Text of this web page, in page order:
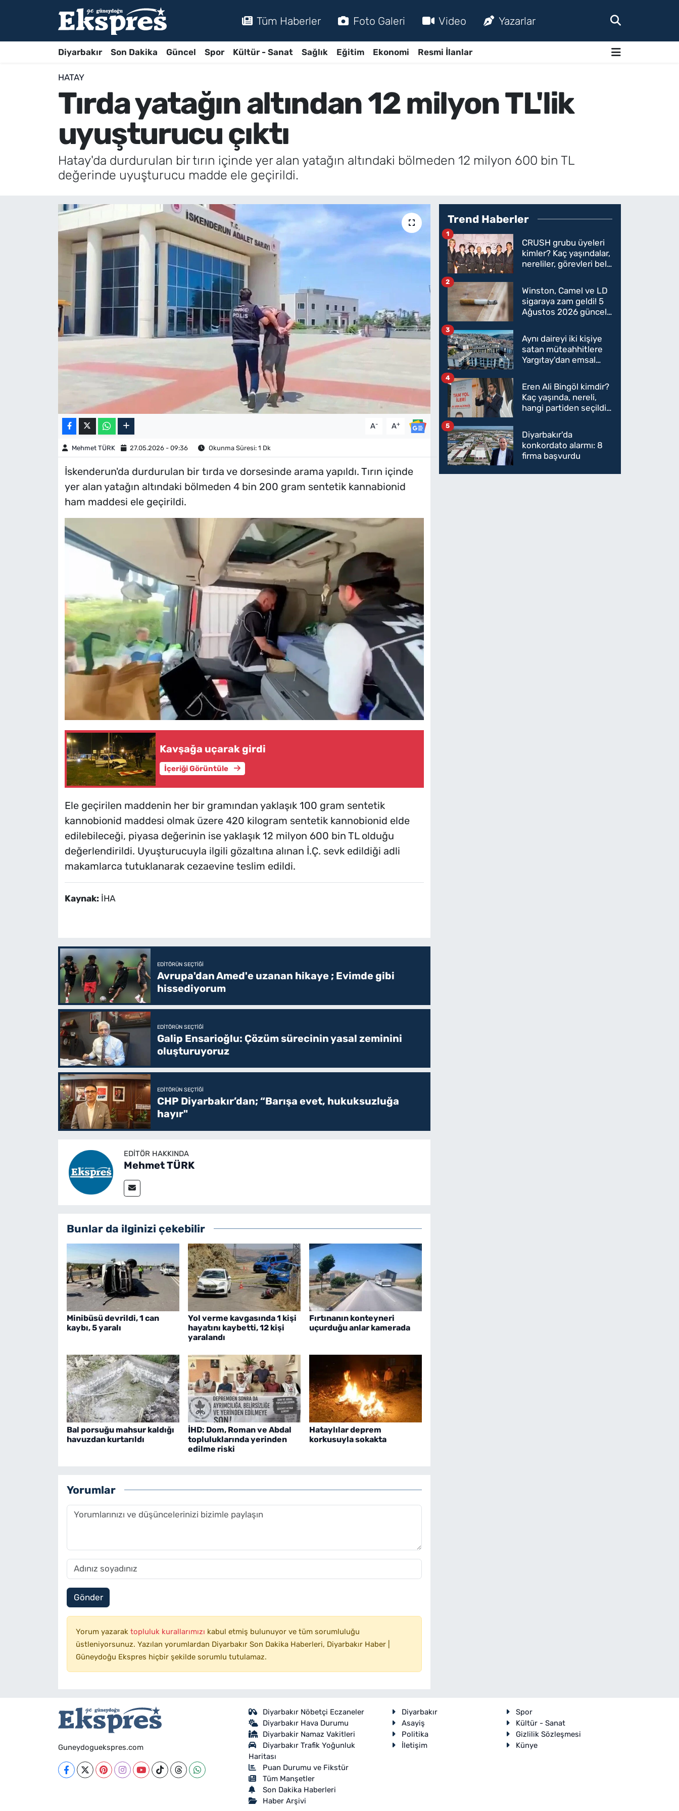
Tüm Haberler Foto Galeri Video Yazarlar
Diyarbakır Son Dakika Güncel Spor Kültür - Sanat Sağlık Eğitim Ekonomi Resmi İlanlar
HATAY
Tırda yatağın altından 12 milyon TL'lik
uyuşturucu çıktı
Hatay'da durdurulan bir tırın içinde yer alan yatağın altındaki bölmeden 12 milyon 600 bin TL
değerinde uyuşturucu madde ele geçirildi.
A- A+
Mehmet TÜRK 27.05.2026 - 09:36 Okunma Süresi: 1 Dk
İskenderun'da durdurulan bir tırda ve dorsesinde arama yapıldı. Tırın içinde
yer alan yatağın altındaki bölmeden 4 bin 200 gram sentetik kannabionid
ham maddesi ele geçirildi.
Kavşağa uçarak girdi
İçeriği Görüntüle
Ele geçirilen maddenin her bir gramından yaklaşık 100 gram sentetik
kannobionid maddesi olmak üzere 420 kilogram sentetik kannobionid elde
edilebileceği, piyasa değerinin ise yaklaşık 12 milyon 600 bin TL olduğu
değerlendirildi. Uyuşturucuyla ilgili gözaltına alınan İ.Ç. sevk edildiği adli
makamlarca tutuklanarak cezaevine teslim edildi.
Kaynak: İHA
EDITÖRÜN SEÇTIĞI
Avrupa'dan Amed'e uzanan hikaye ; Evimde gibi
hissediyorum
EDITÖRÜN SEÇTIĞI
Galip Ensarioğlu: Çözüm sürecinin yasal zeminini
oluşturuyoruz
EDITÖRÜN SEÇTIĞI
CHP Diyarbakır’dan; “Barışa evet, hukuksuzluğa
hayır"
EDITÖR HAKKINDA
Mehmet TÜRK
Bunlar da ilginizi çekebilir
Minibüsü devrildi, 1 can
kaybı, 5 yaralı
Yol verme kavgasında 1 kişi
hayatını kaybetti, 12 kişi
yaralandı
Fırtınanın konteyneri
uçurduğu anlar kamerada
Bal porsuğu mahsur kaldığı
havuzdan kurtarıldı
İHD: Dom, Roman ve Abdal
topluluklarında yerinden
edilme riski
Hataylılar deprem
korkusuyla sokakta
Yorumlar
Gönder
Yorum yazarak topluluk kurallarımızı kabul etmiş bulunuyor ve tüm sorumluluğu
üstleniyorsunuz. Yazılan yorumlardan Diyarbakır Son Dakika Haberleri, Diyarbakır Haber |
Güneydoğu Ekspres hiçbir şekilde sorumlu tutulamaz.
Trend Haberler
CRUSH grubu üyeleri
kimler? Kaç yaşındalar,
nereliler, görevleri belli
1
Winston, Camel ve LD
sigaraya zam geldi! 5
Ağustos 2026 güncel
oldu
2
Aynı daireyi iki kişiye
satan müteahhitlere
Yargıtay'dan emsal
3
Eren Ali Bingöl kimdir?
Kaç yaşında, nereli,
hangi partiden seçildi?
Parti'ye mi geçecek?
4
Diyarbakır'da
konkordato alarmı: 8
firma başvurdu
5
Guneydoguekspres.com
Diyarbakır Nöbetçi Eczaneler
Diyarbakır Hava Durumu
Diyarbakir Namaz Vakitleri
Diyarbakır Trafik Yoğunluk
Haritası
Puan Durumu ve Fikstür
Tüm Manşetler
Son Dakika Haberleri
Haber Arşivi
Diyarbakır
Spor
Asayiş
Kültür - Sanat
Politika
Gizlilik Sözleşmesi
İletişim
Künye